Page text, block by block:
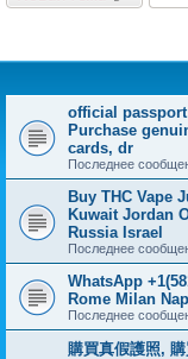
official passport
Purchase
cards, dr
Последнее
Buy THC Vape
Kuwait Jordan
Russia Israel
Последнее
WhatsApp
Rome Milan
Последнее
購買真假護照,